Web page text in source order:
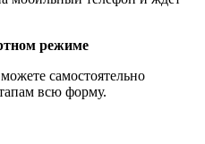
режиме
самостоятельно
всю форму.